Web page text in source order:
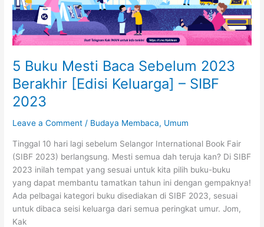
5 Buku Mesti Baca Sebelum 2023
Berakhir [Edisi Keluarga] – SIBF
2023
Leave a Comment / Budaya Membaca, Umum
Tinggal 10 hari lagi sebelum Selangor International Book Fair
(SIBF 2023) berlangsung. Mesti semua dah teruja kan? Di SIBF
2023 inilah tempat yang sesuai untuk kita pilih buku-buku
yang dapat membantu tamatkan tahun ini dengan gempaknya!
Ada pelbagai kategori buku disediakan di SIBF 2023, sesuai
untuk dibaca seisi keluarga dari semua peringkat umur. Jom,
Kak